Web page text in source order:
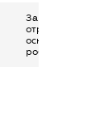
Заробітна плата
отримана за
основним місцем
роботи